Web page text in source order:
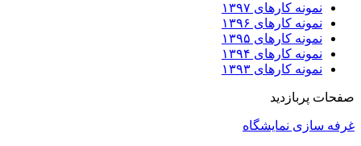
نمونه کارهای ۱۳۹۷
نمونه کارهای ۱۳۹۶
نمونه کارهای ۱۳۹۵
نمونه کارهای ۱۳۹۴
نمونه کارهای ۱۳۹۳
صفحات پربازدید
غرفه سازی نمایشگاه